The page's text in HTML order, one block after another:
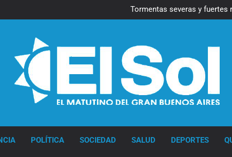
Tormentas severas y fuertes
Senado debate el
Senado debate el
POLÍTICA SOCIEDAD SALUD DEPORTES